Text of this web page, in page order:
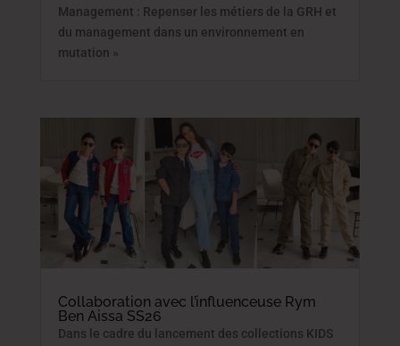
Management : Repenser les métiers de la GRH et
du management dans un environnement en
mutation »
Collaboration avec l’influenceuse Rym
Ben Aissa SS26
Dans le cadre du lancement des collections KIDS